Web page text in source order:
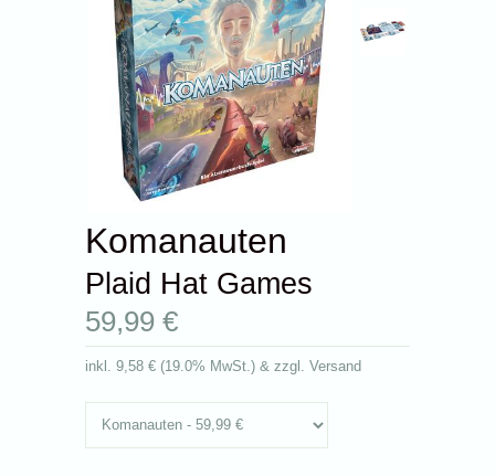
Komanauten
Plaid Hat Games
59,99 €
inkl.9,58 € (19.0% MwSt.) & zzgl. Versand